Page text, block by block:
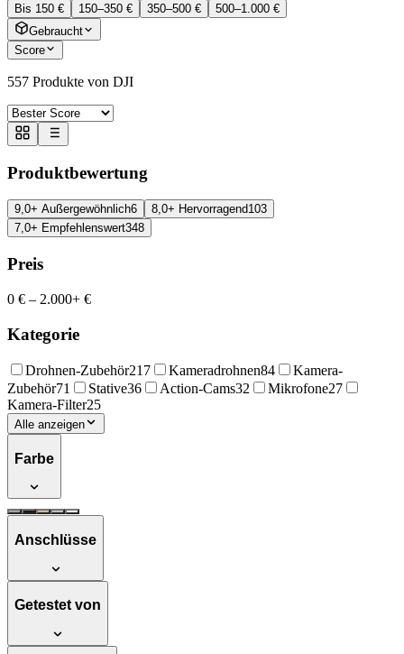
Bis 150 €
150–350 € 350–500 €
500–1.000 €
Gebraucht
Score
557 Produkte von DJI
Produktbewertung
9,0+ Außergewöhnlich6 8,0+ Hervorragend103
7,0+ Empfehlenswert348
Preis
0 € – 2.000+ €
Kategorie
Drohnen-Zubehör217 Kameradrohnen84
Kamera-
Zubehör71 Stative36 Action-Cams32 Mikrofone27
Kamera-Filter25
Alle anzeigen
Farbe
Anschlüsse
Getestet von